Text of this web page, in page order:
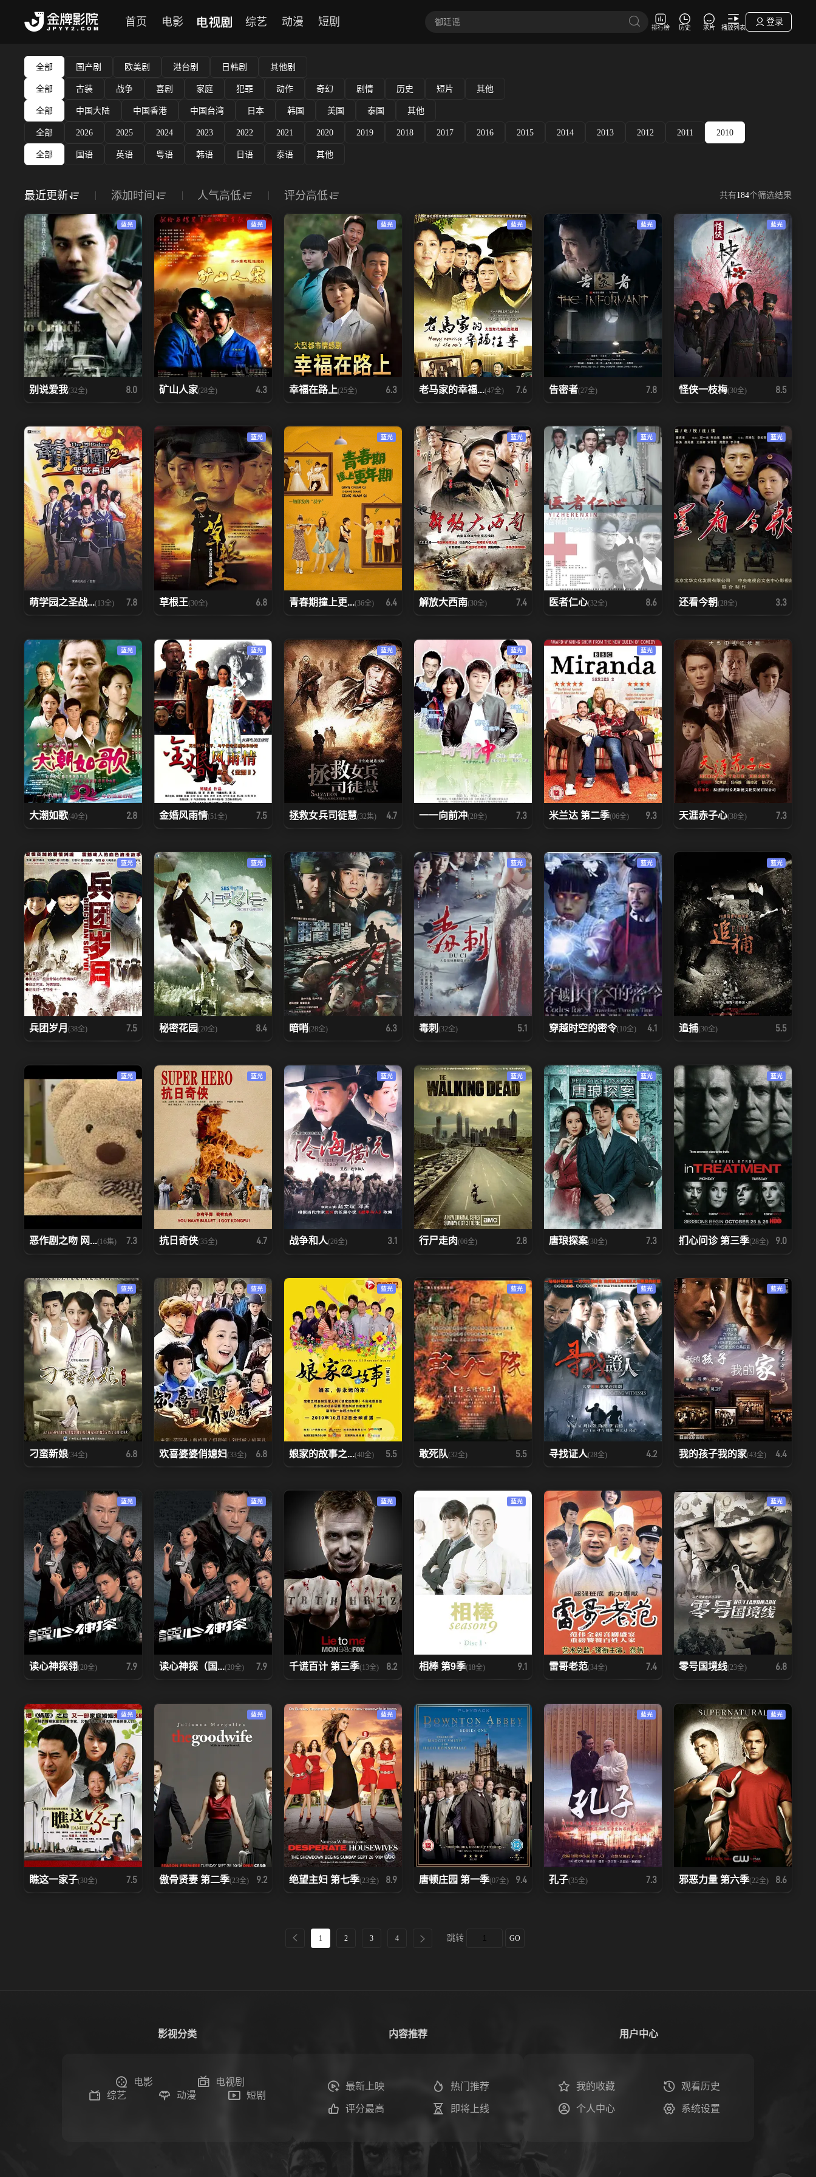
首页 电影 电视剧 综艺 动漫 短剧 排行榜 历史 求片 播放列表
登录
全部 国产剧 欧美剧 港台剧 日韩剧 其他剧
全部 古装 战争 喜剧 家庭 犯罪 动作 奇幻 剧情 历史 短片 其他
全部 中国大陆 中国香港 中国台湾 日本 韩国 美国 泰国 其他
全部 2026 2025 2024 2023 2022 2021 2020 2019 2018 2017 2016 2015 2014 2013 2012 2011 2010
全部 国语 英语 粤语 韩语 日语 泰语 其他
最近更新 添加时间 人气高低 评分高低 共有184个筛选结果
蓝光
别说爱我(32全) 8.0
蓝光
矿山人家(28全) 4.3
蓝光
幸福在路上(25全) 6.3
蓝光
老马家的幸福...(47全) 7.6
蓝光
告密者(27全) 7.8
蓝光
怪侠一枝梅(30全) 8.5
萌学园之圣战...(13全) 7.8
蓝光
草根王(30全) 6.8
蓝光
青春期撞上更...(36全) 6.4
蓝光
解放大西南(30全) 7.4
蓝光
医者仁心(32全) 8.6
蓝光
还看今朝(28全) 3.3
蓝光
大潮如歌(40全) 2.8
蓝光
金婚风雨情(51全) 7.5
蓝光
拯救女兵司徒慧(32集) 4.7
蓝光
一一向前冲(28全) 7.3
蓝光
米兰达 第二季(06全) 9.3 天涯赤子心(38全) 7.3
蓝光
兵团岁月 (38全) 7.5
蓝光
秘密花园(20全) 8.4 暗哨(28全) 6.3
蓝光
毒刺 (32全) 5.1
蓝光
穿越时空的密令(10全) 4.1
蓝光
追捕(30全) 5.5
蓝光
恶作剧之吻 网...(16集) 7.3
蓝光
抗日奇侠(35全) 4.7
蓝光
战争和人(26全) 3.1
蓝光
行尸走肉(06全) 2.8
蓝光
唐琅探案(30全) 7.3
蓝光
扪心问诊 第三季(28全) 9.0
蓝光
刁蛮新娘(34全) 6.8
蓝光
欢喜婆婆俏媳妇(33全) 6.8
蓝光
娘家的故事之...(40全) 5.5
蓝光
敢死队(32全) 5.5
蓝光
寻找证人(28全) 4.2
蓝光
我的孩子我的家(43全) 4.4
蓝光
读心神探翎(20全) 7.9
蓝光
读心神探（国...(20全) 7.9
蓝光
千谎百计 第三季(13全) 8.2
蓝光
相棒 第9季(18全) 9.1 雷哥老范(34全) 7.4
蓝光
零号国境线(23全) 6.8
蓝光
瞧这一家子(30全) 7.5
蓝光
傲骨贤妻 第二季(23全) 9.2
蓝光
绝望主妇 第七季(23全) 8.9 唐顿庄园 第一季(07全) 9.4
蓝光
孔子(35全) 7.3
蓝光
邪恶力量 第六季(22全) 8.6
1 2 3 4 跳转 GO
影视分类
电影
电视剧
综艺
动漫 短剧
内容推荐
最新上映 热门推荐
评分最高 即将上线
用户中心
我的收藏 观看历史
个人中心 系统设置